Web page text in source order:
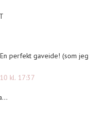
perfekt gaveide! (som
kl. 17:37